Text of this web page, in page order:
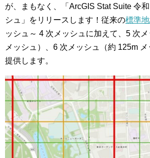
が、まもなく、「ArcGIS Stat Suite 令
シュ」をリリースします！従来の標準
ッシュ～ 4 次メッシュに加えて、5 次
メッシュ）、6 次メッシュ（約 125m
提供します。